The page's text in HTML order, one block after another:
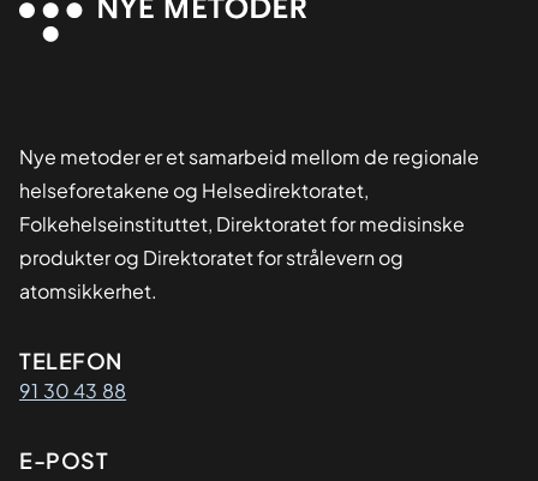
Nye metoder er et samarbeid mellom de regionale
helseforetakene og Helsedirektoratet,
Folkehelseinstituttet, Direktoratet for medisinske
produkter og Direktoratet for strålevern og
atomsikkerhet.
Kontaktinformasjon
TELEFON
91 30 43 88
E-POST